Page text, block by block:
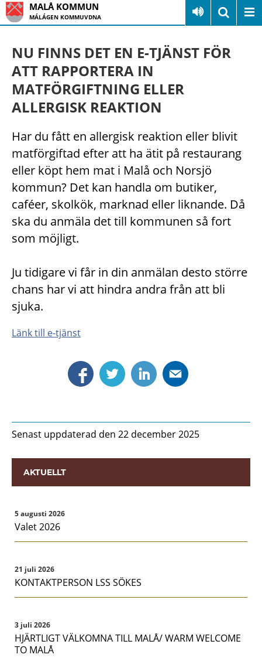
MALÅ KOMMUN
MÁLÁGEN KOMMUVDNA
AKTUELLT
5 augusti 2026
Valet 2026
21 juli 2026
KONTAKTPERSON LSS SÖKES
3 juli 2026
HJÄRTLIGT VÄLKOMNA TILL MALÅ/ WARM WELCOME
TO MALÅ
NU FINNS DET EN E-TJÄNST FÖR
ATT RAPPORTERA IN
MATFÖRGIFTNING ELLER
ALLERGISK REAKTION
Har du fått en allergisk reaktion eller blivit
matförgiftad efter att ha ätit på restaurang
eller köpt hem mat i Malå och Norsjö
kommun? Det kan handla om butiker,
caféer, skolkök, marknad eller liknande. Då
ska du anmäla det till kommunen så fort
som möjligt.
Ju tidigare vi får in din anmälan desto större
chans har vi att hindra andra från att bli
sjuka.
Länk till e-tjänst
Senast uppdaterad den 22 december 2025